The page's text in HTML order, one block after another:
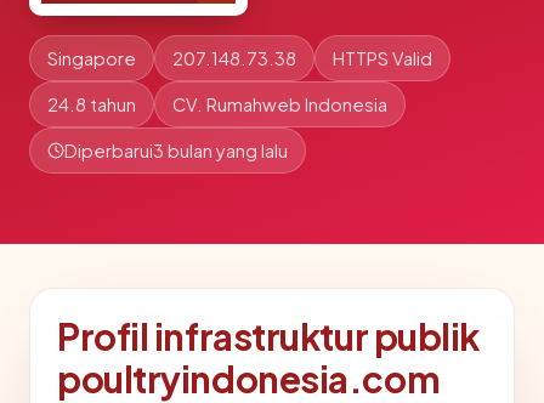
Singapore 207.148.73.38 HTTPS Valid
24.8 tahun CV. Rumahweb Indonesia
Diperbarui3 bulan yang lalu
Profil infrastruktur publik
poultryindonesia.com